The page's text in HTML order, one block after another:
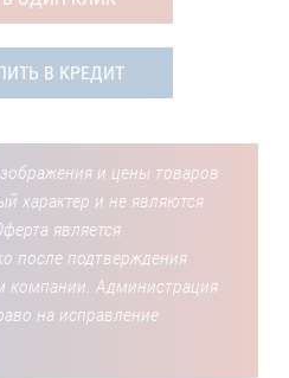
В КРЕДИТ
и цены товаров
характер и не являются
является
после подтверждения
компании. Администрация
на исправление